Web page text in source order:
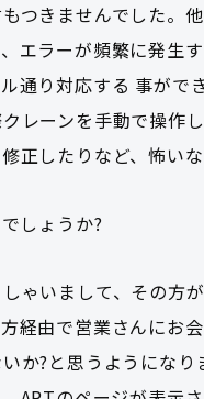
つきませんでした。
エラーが頻繁に発生
通り対応する 事がで
レーンを手動で操作
正したりなど、怖い
しょうか?
ゃいまして、その方
経由で営業さんにお
か?と思うようにな